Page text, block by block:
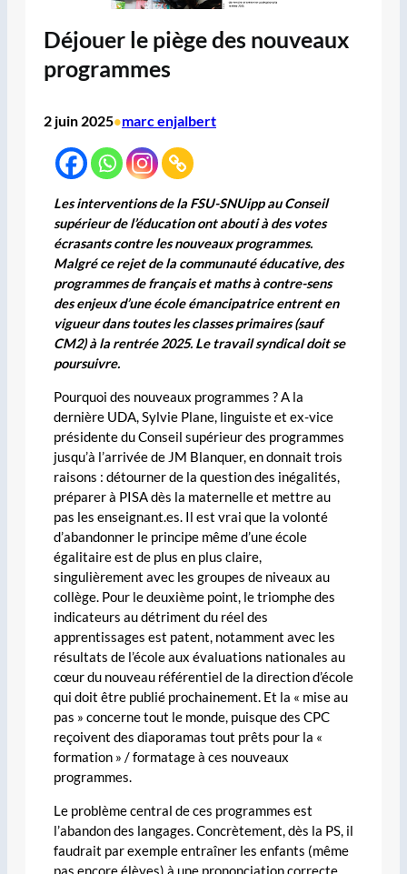
Déjouer le piège des nouveaux
programmes
2 juin 2025•marc enjalbert
Les interventions de la FSU-SNUipp au Conseil
supérieur de l’éducation ont abouti à des votes
écrasants contre les nouveaux programmes.
Malgré ce rejet de la communauté éducative, des
programmes de français et maths à contre-sens
des enjeux d’une école émancipatrice entrent en
vigueur dans toutes les classes primaires (sauf
CM2) à la rentrée 2025. Le travail syndical doit se
poursuivre.
Pourquoi des nouveaux programmes ? A la
dernière UDA, Sylvie Plane, linguiste et ex-vice
présidente du Conseil supérieur des programmes
jusqu’à l’arrivée de JM Blanquer, en donnait trois
raisons : détourner de la question des inégalités,
préparer à PISA dès la maternelle et mettre au
pas les enseignant.es. Il est vrai que la volonté
d’abandonner le principe même d’une école
égalitaire est de plus en plus claire,
singulièrement avec les groupes de niveaux au
collège. Pour le deuxième point, le triomphe des
indicateurs au détriment du réel des
apprentissages est patent, notamment avec les
résultats de l’école aux évaluations nationales au
cœur du nouveau référentiel de la direction d’école
qui doit être publié prochainement. Et la « mise au
pas » concerne tout le monde, puisque des CPC
reçoivent des diaporamas tout prêts pour la «
formation » / formatage à ces nouveaux
programmes.
Le problème central de ces programmes est
l’abandon des langages. Concrètement, dès la PS, il
faudrait par exemple entraîner les enfants (même
pas encore élèves) à une prononciation correcte